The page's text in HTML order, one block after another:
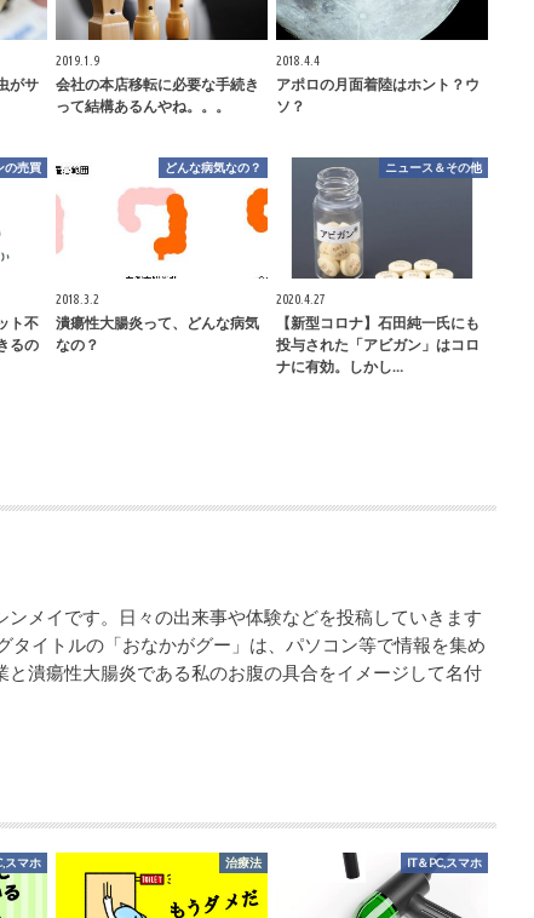
がサ
2019.1.9
会社の本店移転に必要な手続き
って結構あるんやね。。。
2018.4.4
アポロの月面着陸はホント？ウ
ソ？
の売買
ト不
るの
どんな病気なの？
2018.3.2
潰瘍性大腸炎って、どんな病気
なの？
ニュース＆その他
2020.4.27
【新型コロナ】石田純一氏にも
投与された「アビガン」はコロ
ナに有効。しかし…
ンメイです。日々の出来事や体験などを投稿していきます
タイトルの「おなかがグー」は、パソコン等で情報を集め
と潰瘍性大腸炎である私のお腹の具合をイメージして名付
スマホ 治療法 IT＆PC,スマホ